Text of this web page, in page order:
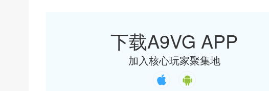
下载A9VG APP
加入核心玩家聚集地